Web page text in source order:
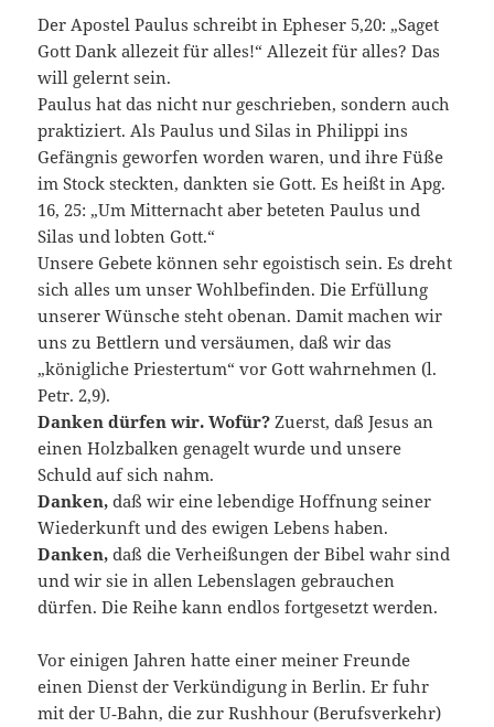
Der Apostel Paulus schreibt in Epheser 5,20: „Saget
Gott Dank allezeit für alles!“ Allezeit für alles? Das
will gelernt sein.
Paulus hat das nicht nur geschrieben, sondern auch
praktiziert. Als Paulus und Silas in Philippi ins
Gefängnis geworfen worden waren, und ihre Füße
im Stock steckten, dankten sie Gott. Es heißt in Apg.
16, 25: „Um Mitternacht aber beteten Paulus und
Silas und lobten Gott.“
Unsere Gebete können sehr egoistisch sein. Es dreht
sich alles um unser Wohlbefinden. Die Erfüllung
unserer Wünsche steht obenan. Damit machen wir
uns zu Bettlern und versäumen, daß wir das
„königliche Priestertum“ vor Gott wahrnehmen (l.
Petr. 2,9).
Danken dürfen wir. Wofür? Zuerst, daß Jesus an
einen Holzbalken genagelt wurde und unsere
Schuld auf sich nahm.
Danken, daß wir eine lebendige Hoffnung seiner
Wiederkunft und des ewigen Lebens haben.
Danken, daß die Verheißungen der Bibel wahr sind
und wir sie in allen Lebenslagen gebrauchen
dürfen. Die Reihe kann endlos fortgesetzt werden.
Vor einigen Jahren hatte einer meiner Freunde
einen Dienst der Verkündigung in Berlin. Er fuhr
mit der U‑Bahn, die zur Rushhour (Berufsverkehr)